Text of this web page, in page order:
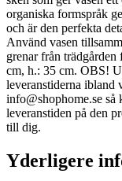
organiska formspråk
och är den perfekta
Använd vasen
grenar från
cm, h.: 35 cm. OBS!
leveranstiderna ibland
info@shophome.se så
leveranstiden på den
till dig.
Yderligere